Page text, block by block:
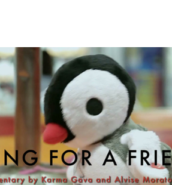
Musica per Film